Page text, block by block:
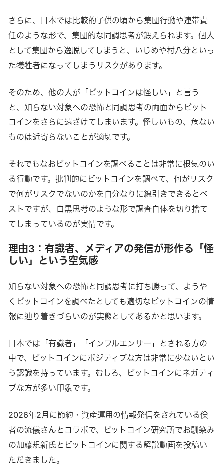
さらに、日本では比較的子供の頃から集団行動や連帯責
任のような形で、集団的な同調思考が鍛えられます。個人
として集団から逸脱してしまうと、いじめや村八分といっ
た犠牲者になってしまうリスクがあります。
そのため、他の人が「ビットコインは怪しい」と言う
と、知らない対象への恐怖と同調思考の両面からビット
コインをさらに遠ざけてしまいます。怪しいもの、危ない
ものは近寄らないことが適切です。
それでもなおビットコインを調べることは非常に根気のい
る行動です。批判的にビットコインを調べて、何がリスク
で何がリスクでないのかを自分なりに線引きできるとベ
ストですが、白黒思考のような形で調査自体を切り捨て
てしまっているのが実情です。
理由3：有識者、メディアの発信が形作る「怪
しい」という空気感
知らない対象への恐怖と同調思考に打ち勝って、ようや
くビットコインを調べたとしても適切なビットコインの情
報に辿り着きづらいのが実態としてあるかと思います。
日本では「有識者」「インフルエンサー」とされる方の
中で、ビットコインにポジティブな方は非常に少ないとい
う認識を持っています。むしろ、ビットコインにネガティ
ブな方が多い印象です。
2026年2月に節約・資産運用の情報発信をされている倹
者の流儀さんとコラボで、ビットコイン研究所でお馴染み
の加藤規新氏とビットコインに関する解説動画を投稿い
ただきました。